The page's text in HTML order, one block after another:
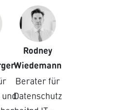
Rodney
Wiedemann
Berater für
Datenschutz